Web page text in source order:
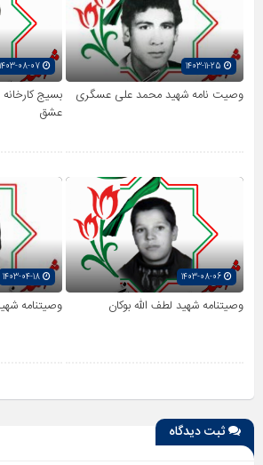
وصیت نامه شهید محمد علی عسگری
بسیج
عشق
1403-08-06
وصیتنامه شهید لطف الله بوکان وصیتنامه
ثبت دیدگاه